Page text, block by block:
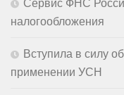
налогообложения
Вступила в силу
применении УСН